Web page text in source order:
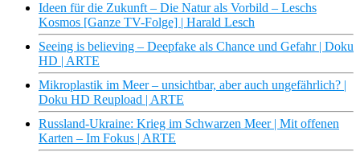
Ideen für die Zukunft – Die Natur als Vorbild – Leschs
Kosmos [Ganze TV-Folge] | Harald Lesch
Seeing is believing – Deepfake als Chance und Gefahr | Doku
HD | ARTE
Mikroplastik im Meer – unsichtbar, aber auch ungefährlich? |
Doku HD Reupload | ARTE
Russland-Ukraine: Krieg im Schwarzen Meer | Mit offenen
Karten – Im Fokus | ARTE